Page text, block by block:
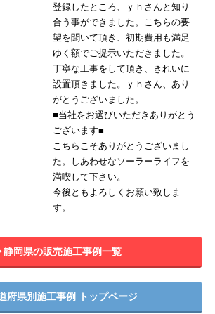
登録したところ、ｙｈさんと知り
合う事ができました。こちらの要
望を聞いて頂き、初期費用も満足
ゆく額でご提示いただきました。
丁寧な工事をして頂き、きれいに
設置頂きました。ｙｈさん、あり
がとうございました。
■当社をお選びいただきありがとう
ございます■
こちらこそありがとうございまし
た。しあわせなソーラーライフを
満喫して下さい。
今後ともよろしくお願い致しま
す。
静岡県の販売施工事例一覧
府県別施工事例 トップページ